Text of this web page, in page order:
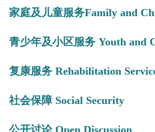
家庭及儿童服务Family and
青少年及小区服务 Youth and
复康服务 Rehabilitation
社会保障 Social Security
公开讨论 Open Discussion